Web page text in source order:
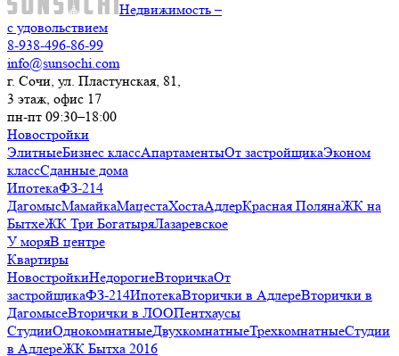
Недвижимость –
с удовольствием
8-938-496-86-99
info@sunsochi.com
г. Сочи, ул. Пластунская, 81,
3 этаж, офис 17
пн-пт 09:30–18:00
Новостройки
ЭлитныеБизнес классАпартаментыОт застройщикаЭконом
классСданные дома
ИпотекаФЗ-214
ДагомысМамайкаМацестаХостаАдлерКрасная ПолянаЖК на
БытхеЖК Три БогатыряЛазаревское
У моряВ центре
Квартиры
НовостройкиНедорогиеВторичкаОт
застройщикаФЗ-214ИпотекаВторички в АдлереВторички в
ДагомысеВторички в ЛООПентхаусы
СтудииОднокомнатныеДвухкомнатныеТрехкомнатныеСтудии
в АдлереЖК Бытха 2016